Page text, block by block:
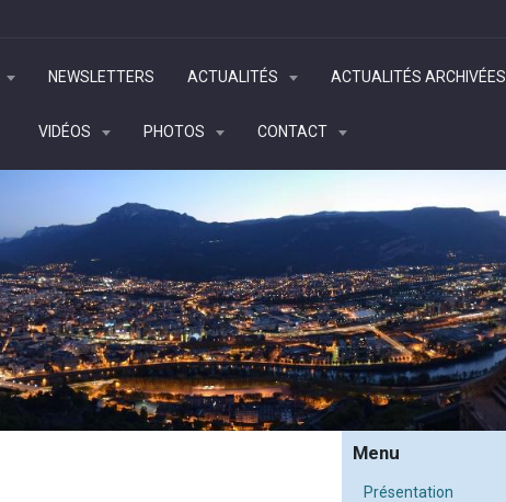
NEWSLETTERS ACTUALITÉS ACTUALITÉS ARCHIVÉES
VIDÉOS PHOTOS CONTACT
Menu
Présentation